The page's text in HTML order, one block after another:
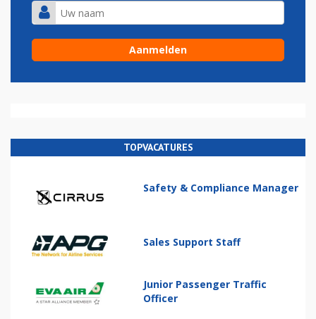
TOPVACATURES
Safety & Compliance Manager
Sales Support Staff
Junior Passenger Traffic
Officer